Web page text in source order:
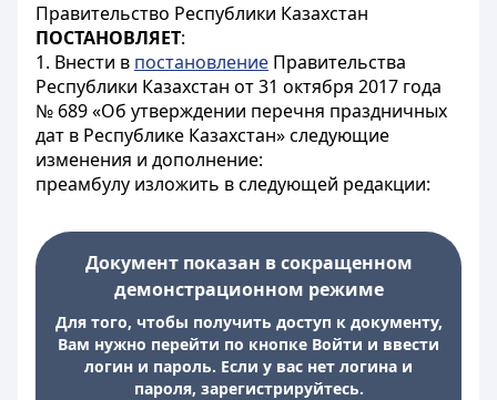
Правительство Республики Казахстан
ПОСТАНОВЛЯЕТ:
1. Внести в постановление Правительства
Республики Казахстан от 31 октября 2017 года
№ 689 «Об утверждении перечня праздничных
дат в Республике Казахстан» следующие
изменения и дополнение:
преамбулу изложить в следующей редакции:
Документ показан в сокращенном
демонстрационном режиме
Для того, чтобы получить доступ к документу,
Вам нужно перейти по кнопке Войти и ввести
логин и пароль. Если у вас нет логина и
пароля, зарегистрируйтесь.